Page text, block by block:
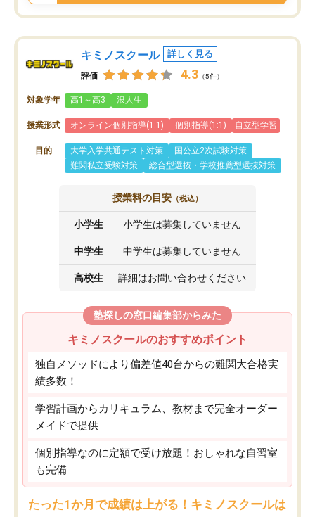
キミノスクール 詳しく見る
評価 4.3 （5件）
対象学年 高1～高3 浪人生
授業形式 オンライン個別指導(1:1) 個別指導(1:1) 自立型学習
目的 大学入学共通テスト対策
国公立2次試験対策
難関私立受験対策
総合型選抜・学校推薦型選抜対策
授業料の目安 （税込）
小学生 小学生は募集していません
中学生 中学生は募集していません
高校生 詳細はお問い合わせください
塾探しの窓口編集部からみた
キミノスクールのおすすめポイント
独自メソッドにより偏差値40台からの難関大合格実
績多数！
学習計画からカリキュラム、教材まで完全オーダー
メイドで提供
個別指導なのに定額で受け放題！おしゃれな自習室
も完備
たった1か月で成績は上がる！キミノスクールは